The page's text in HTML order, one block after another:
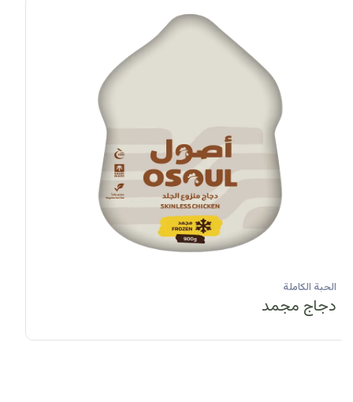
الحبة الكاملة
دجاج مبرد